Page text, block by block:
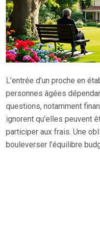
L’entrée d’un proche en
personnes âgées
questions, notamment
ignorent qu’elles peuvent
participer aux frais. Une
bouleverser l’équilibre